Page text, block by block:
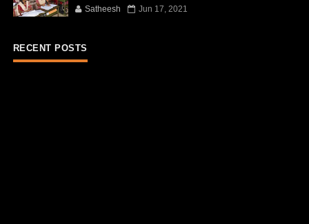
Satheesh Jun 17, 2021
RECENT POSTS